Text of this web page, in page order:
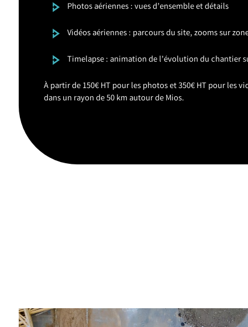
Photos aériennes : vues d’ensemble et détails
Vidéos aériennes : parcours du site, zooms sur
Timelapse : animation de l’évolution du chantier
À partir de 150€ HT pour les photos et 350€ HT pour les
dans un rayon de 50 km autour de Mios.